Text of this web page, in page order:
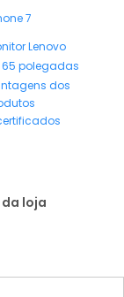
7
Lenovo
65 polegadas
dos
loja